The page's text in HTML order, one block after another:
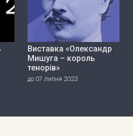
Виставка «Олександр
Мишуга – король
тенорів»
до 07 липня 2023